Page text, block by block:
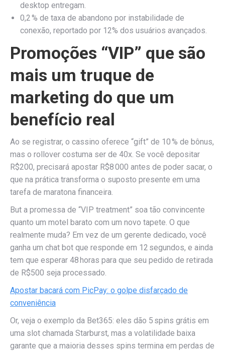
desktop entregam.
0,2 % de taxa de abandono por instabilidade de
conexão, reportado por 12% dos usuários avançados.
Promoções “VIP” que são
mais um truque de
marketing do que um
benefício real
Ao se registrar, o cassino oferece “gift” de 10 % de bônus,
mas o rollover costuma ser de 40x. Se você depositar
R$200, precisará apostar R$8 000 antes de poder sacar, o
que na prática transforma o suposto presente em uma
tarefa de maratona financeira.
But a promessa de “VIP treatment” soa tão convincente
quanto um motel barato com um novo tapete. O que
realmente muda? Em vez de um gerente dedicado, você
ganha um chat bot que responde em 12 segundos, e ainda
tem que esperar 48 horas para que seu pedido de retirada
de R$500 seja processado.
Apostar bacará com PicPay: o golpe disfarçado de
conveniência
Or, veja o exemplo da Bet365: eles dão 5 spins grátis em
uma slot chamada Starburst, mas a volatilidade baixa
garante que a maioria desses spins termina em perdas de